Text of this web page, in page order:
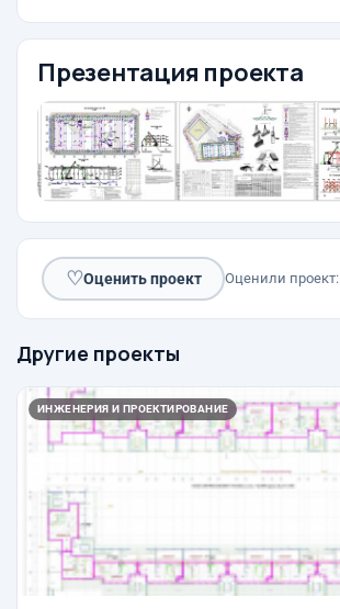
Презентация проекта
♡Оценить проект Оценили проект:
Другие проекты
ИНЖЕНЕРИЯ И ПРОЕКТИРОВАНИЕ